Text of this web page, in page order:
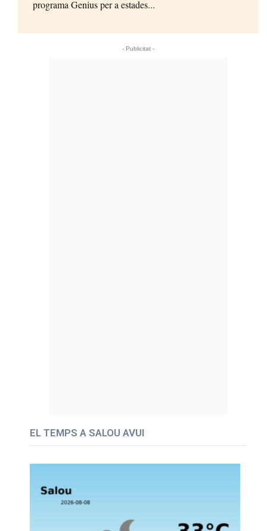
programa Genius per a estades...
- Publicitat -
EL TEMPS A SALOU AVUI